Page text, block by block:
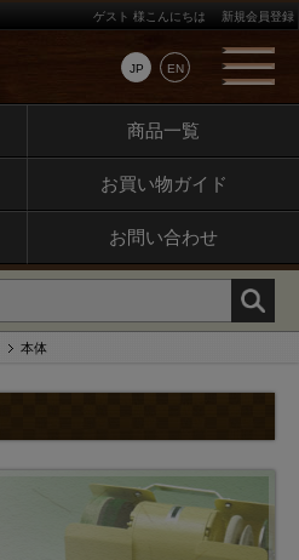
JP EN
ゲスト 様こんにちは 新規会員登録
商品一覧
お買い物ガイド
お問い合わせ
本体